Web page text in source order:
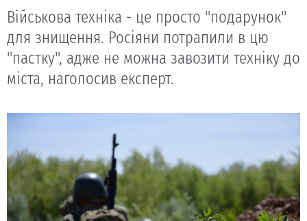
Військова техніка - це просто "подарунок"
для знищення. Росіяни потрапили в цю
"пастку", адже не можна завозити техніку до
міста, наголосив експерт.